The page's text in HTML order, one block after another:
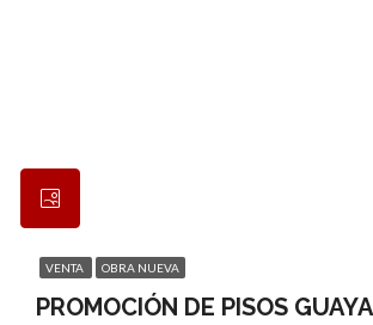
VENTA OBRA NUEVA
PROMOCIÓN DE PISOS